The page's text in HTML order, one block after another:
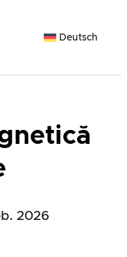
Deutsch
2026